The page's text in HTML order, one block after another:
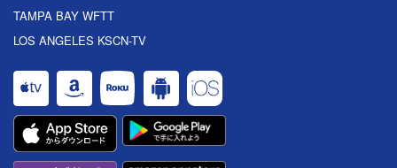
TAMPA BAY WFTT
LOS ANGELES KSCN-TV